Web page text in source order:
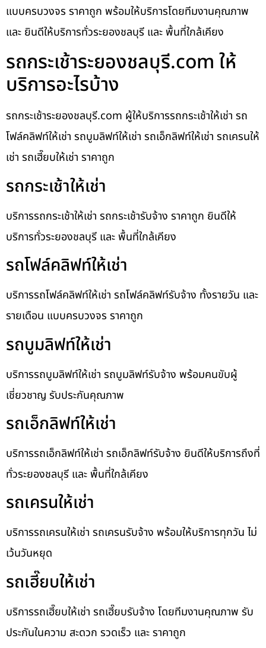
แบบครบวงจร ราคาถูก พร้อมให้บริการโดยทีมงานคุณภาพ
และ ยินดีให้บริการทั่วระยองชลบุรี และ พื้นที่ใกล้เคียง
รถกระเช้าระยองชลบุรี.com ให้
บริการอะไรบ้าง
รถกระเช้าระยองชลบุรี.com ผู้ให้บริการรถกระเช้าให้เช่า รถ
โฟล์คลิฟท์ให้เช่า รถบูมลิฟท์ให้เช่า รถเอ็กลิฟท์ให้เช่า รถเครนให้
เช่า รถเฮี๊ยบให้เช่า ราคาถูก
รถกระเช้าให้เช่า
บริการรถกระเช้าให้เช่า รถกระเช้ารับจ้าง ราคาถูก ยินดีให้
บริการทั่วระยองชลบุรี และ พื้นที่ใกล้เคียง
รถโฟล์คลิฟท์ให้เช่า
บริการรถโฟล์คลิฟท์ให้เช่า รถโฟล์คลิฟท์รับจ้าง ทั้งรายวัน และ
รายเดือน แบบครบวงจร ราคาถูก
รถบูมลิฟท์ให้เช่า
บริการรถบูมลิฟท์ให้เช่า รถบูมลิฟท์รับจ้าง พร้อมคนขับผู้
เชี่ยวชาญ รับประกันคุณภาพ
รถเอ็กลิฟท์ให้เช่า
บริการรถเอ็กลิฟท์ให้เช่า รถเอ็กลิฟท์รับจ้าง ยินดีให้บริการถึงที่
ทั่วระยองชลบุรี และ พื้นที่ใกล้เคียง
รถเครนให้เช่า
บริการรถเครนให้เช่า รถเครนรับจ้าง พร้อมให้บริการทุกวัน ไม่
เว้นวันหยุด
รถเฮี๊ยบให้เช่า
บริการรถเฮี๊ยบให้เช่า รถเฮี๊ยบรับจ้าง โดยทีมงานคุณภาพ รับ
ประกันในความ สะดวก รวดเร็ว และ ราคาถูก